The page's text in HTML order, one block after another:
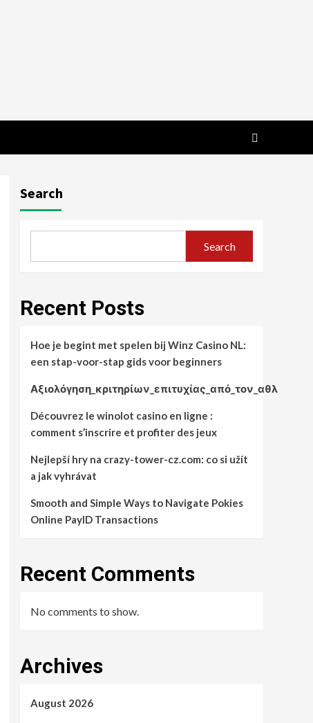
Search
Search
Recent Posts
Hoe je begint met spelen bij Winz Casino NL:
een stap-voor-stap gids voor beginners
Αξιολόγηση_κριτηρίων_επιτυχίας_από_τον_αθλ
Découvrez le winolot casino en ligne :
comment s’inscrire et profiter des jeux
Nejlepší hry na crazy-tower-cz.com: co si užít
a jak vyhrávat
Smooth and Simple Ways to Navigate Pokies
Online PayID Transactions
Recent Comments
No comments to show.
Archives
August 2026